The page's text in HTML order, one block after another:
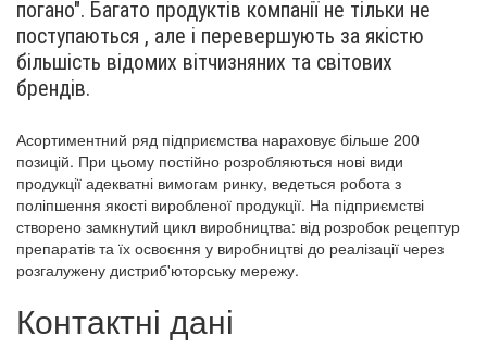
погано". Багато продуктів компанії не тільки не
поступаються , але і перевершують за якістю
більшість відомих вітчизняних та світових
брендів.
Асортиментний ряд підприємства нараховує більше 200
позицій. При цьому постійно розробляються нові види
продукції адекватні вимогам ринку, ведеться робота з
поліпшення якості виробленої продукції. На підприємстві
створено замкнутий цикл виробництва: від розробок рецептур
препаратів та їх освоєння у виробництві до реалізації через
розгалужену дистриб'юторську мережу.
Контактні дані